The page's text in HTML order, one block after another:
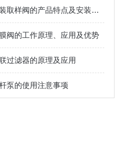
卫生级快装取样阀的产品特点及安装与维护
阀的工作原理、应用及优势
过滤器的原理及应用
泵的使用注意事项